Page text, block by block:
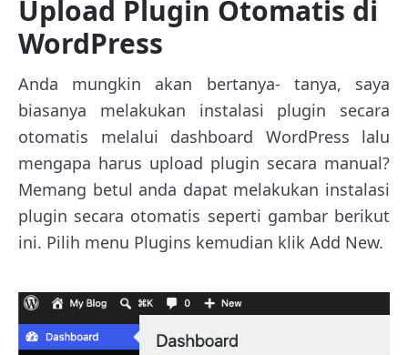
Upload Plugin Otomatis di
WordPress
Anda mungkin akan bertanya- tanya, saya
biasanya melakukan instalasi plugin secara
otomatis melalui dashboard WordPress lalu
mengapa harus upload plugin secara manual?
Memang betul anda dapat melakukan instalasi
plugin secara otomatis seperti gambar berikut
ini. Pilih menu Plugins kemudian klik Add New.